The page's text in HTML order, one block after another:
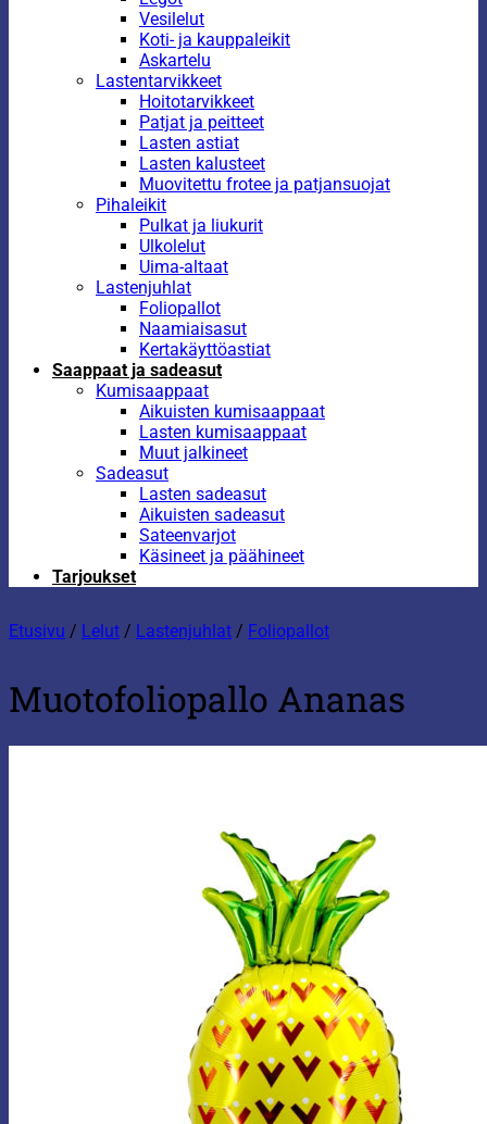
Vesilelut
Koti- ja kauppaleikit
Askartelu
Lastentarvikkeet
Hoitotarvikkeet
Patjat ja peitteet
Lasten astiat
Lasten kalusteet
Muovitettu frotee ja patjansuojat
Pihaleikit
Pulkat ja liukurit
Ulkolelut
Uima-altaat
Lastenjuhlat
Foliopallot
Naamiaisasut
Kertakäyttöastiat
Saappaat ja sadeasut
Kumisaappaat
Aikuisten kumisaappaat
Lasten kumisaappaat
Muut jalkineet
Sadeasut
Lasten sadeasut
Aikuisten sadeasut
Sateenvarjot
Käsineet ja päähineet
Tarjoukset
Etusivu / Lelut / Lastenjuhlat / Foliopallot
Muotofoliopallo Ananas